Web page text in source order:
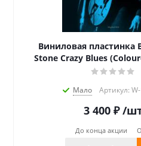
Виниловая пластинка
Stone Crazy Blues
Мало Артикул:
3 400₽ /
До конца акции